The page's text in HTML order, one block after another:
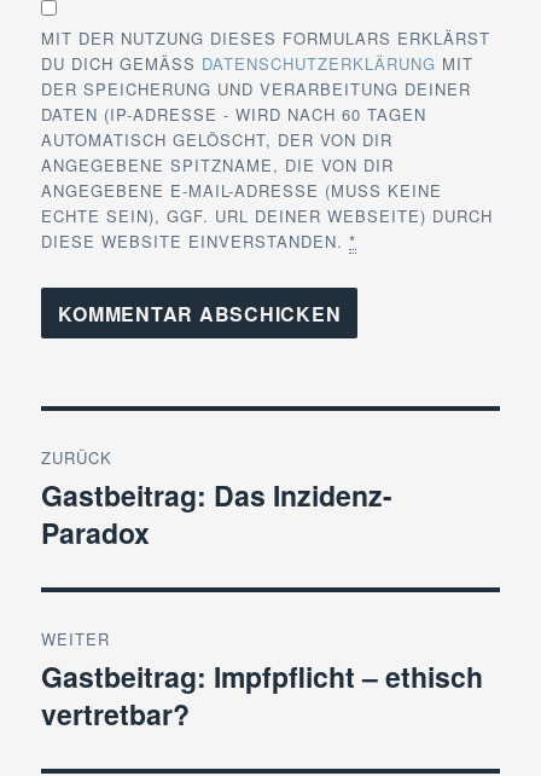
MIT DER NUTZUNG DIESES FORMULARS ERKLÄRST
DU DICH GEMÄSS DATENSCHUTZERKLÄRUNG MIT
DER SPEICHERUNG UND VERARBEITUNG DEINER
DATEN (IP-ADRESSE - WIRD NACH 60 TAGEN
AUTOMATISCH GELÖSCHT, DER VON DIR
ANGEGEBENE SPITZNAME, DIE VON DIR
ANGEGEBENE E-MAIL-ADRESSE (MUSS KEINE
ECHTE SEIN), GGF. URL DEINER WEBSEITE) DURCH
DIESE WEBSITE EINVERSTANDEN.*
ZURÜCK
Vorheriger
Beitrag:
Gastbeitrag: Das Inzidenz-
Paradox
WEITER
Nächster
Beitrag:
Gastbeitrag: Impfpflicht – ethisch
vertretbar?